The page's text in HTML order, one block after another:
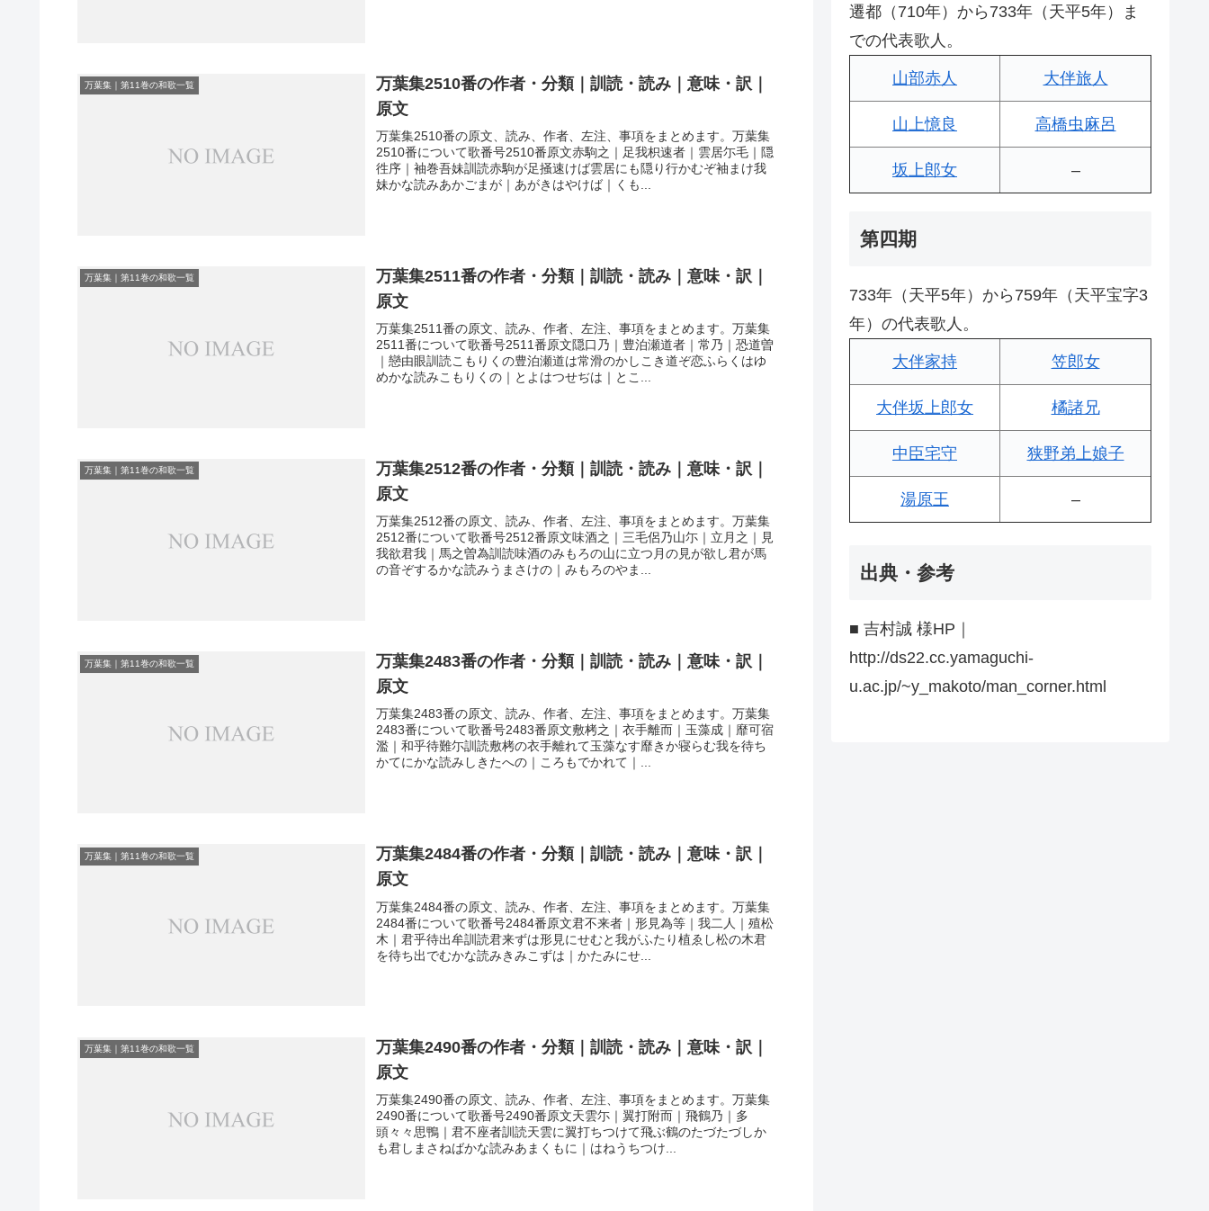
万葉集｜第11巻の和歌一覧
万葉集2510番の作者・分類｜訓読・読み｜意味・訳｜
原文
万葉集2510番の原文、読み、作者、左注、事項をまとめます。万葉集
2510番について歌番号2510番原文赤駒之｜足我枳速者｜雲居尓毛｜隠
徃序｜袖巻吾妹訓読赤駒が足掻速けば雲居にも隠り行かむぞ袖まけ我
妹かな読みあかごまが｜あがきはやけば｜くも...
万葉集｜第11巻の和歌一覧
万葉集2511番の作者・分類｜訓読・読み｜意味・訳｜
原文
万葉集2511番の原文、読み、作者、左注、事項をまとめます。万葉集
2511番について歌番号2511番原文隠口乃｜豊泊瀬道者｜常乃｜恐道曽
｜戀由眼訓読こもりくの豊泊瀬道は常滑のかしこき道ぞ恋ふらくはゆ
めかな読みこもりくの｜とよはつせぢは｜とこ...
万葉集｜第11巻の和歌一覧
万葉集2512番の作者・分類｜訓読・読み｜意味・訳｜
原文
万葉集2512番の原文、読み、作者、左注、事項をまとめます。万葉集
2512番について歌番号2512番原文味酒之｜三毛侶乃山尓｜立月之｜見
我欲君我｜馬之曽為訓読味酒のみもろの山に立つ月の見が欲し君が馬
の音ぞするかな読みうまさけの｜みもろのやま...
万葉集｜第11巻の和歌一覧
万葉集2483番の作者・分類｜訓読・読み｜意味・訳｜
原文
万葉集2483番の原文、読み、作者、左注、事項をまとめます。万葉集
2483番について歌番号2483番原文敷栲之｜衣手離而｜玉藻成｜靡可宿
濫｜和乎待難尓訓読敷栲の衣手離れて玉藻なす靡きか寝らむ我を待ち
かてにかな読みしきたへの｜ころもでかれて｜...
万葉集｜第11巻の和歌一覧
万葉集2484番の作者・分類｜訓読・読み｜意味・訳｜
原文
万葉集2484番の原文、読み、作者、左注、事項をまとめます。万葉集
2484番について歌番号2484番原文君不来者｜形見為等｜我二人｜殖松
木｜君乎待出牟訓読君来ずは形見にせむと我がふたり植ゑし松の木君
を待ち出でむかな読みきみこずは｜かたみにせ...
万葉集｜第11巻の和歌一覧
万葉集2490番の作者・分類｜訓読・読み｜意味・訳｜
原文
万葉集2490番の原文、読み、作者、左注、事項をまとめます。万葉集
2490番について歌番号2490番原文天雲尓｜翼打附而｜飛鶴乃｜多
頭々々思鴨｜君不座者訓読天雲に翼打ちつけて飛ぶ鶴のたづたづしか
も君しまさねばかな読みあまくもに｜はねうちつけ...
遷都（710年）から733年（天平5年）ま
での代表歌人。
山部赤人 大伴旅人
山上憶良 高橋虫麻呂
坂上郎女 –
第四期
733年（天平5年）から759年（天平宝字3
年）の代表歌人。
大伴家持 笠郎女
大伴坂上郎女 橘諸兄
中臣宅守 狭野弟上娘子
湯原王 –
出典・参考
■ 吉村誠 様HP｜
http://ds22.cc.yamaguchi-
u.ac.jp/~y_makoto/man_corner.html